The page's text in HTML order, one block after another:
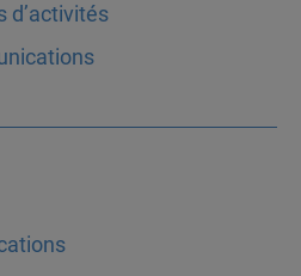
d’activités